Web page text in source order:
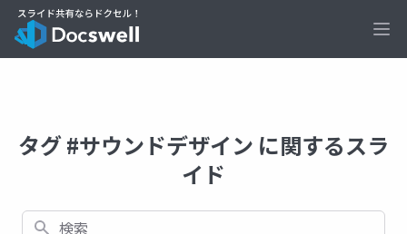
タグ #サウンドデザイン に関するスラ
イド
検索